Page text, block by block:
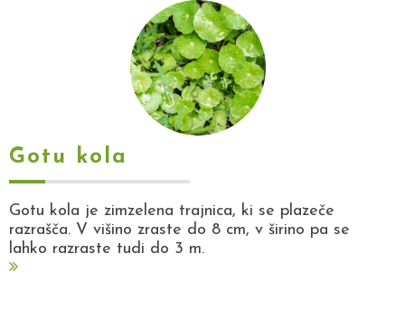
Gotu kola
Gotu kola je zimzelena trajnica, ki se plazeče
razrašča. V višino zraste do 8 cm, v širino pa se
lahko razraste tudi do 3 m.